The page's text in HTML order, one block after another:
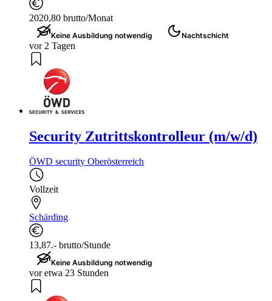
2020,80 brutto/Monat
Keine Ausbildung notwendig Nachtschicht
vor 2 Tagen
Security Zutrittskontrolleur (m/w/d)
ÖWD security Oberösterreich
Vollzeit
Schärding
13,87.- brutto/Stunde
Keine Ausbildung notwendig
vor etwa 23 Stunden